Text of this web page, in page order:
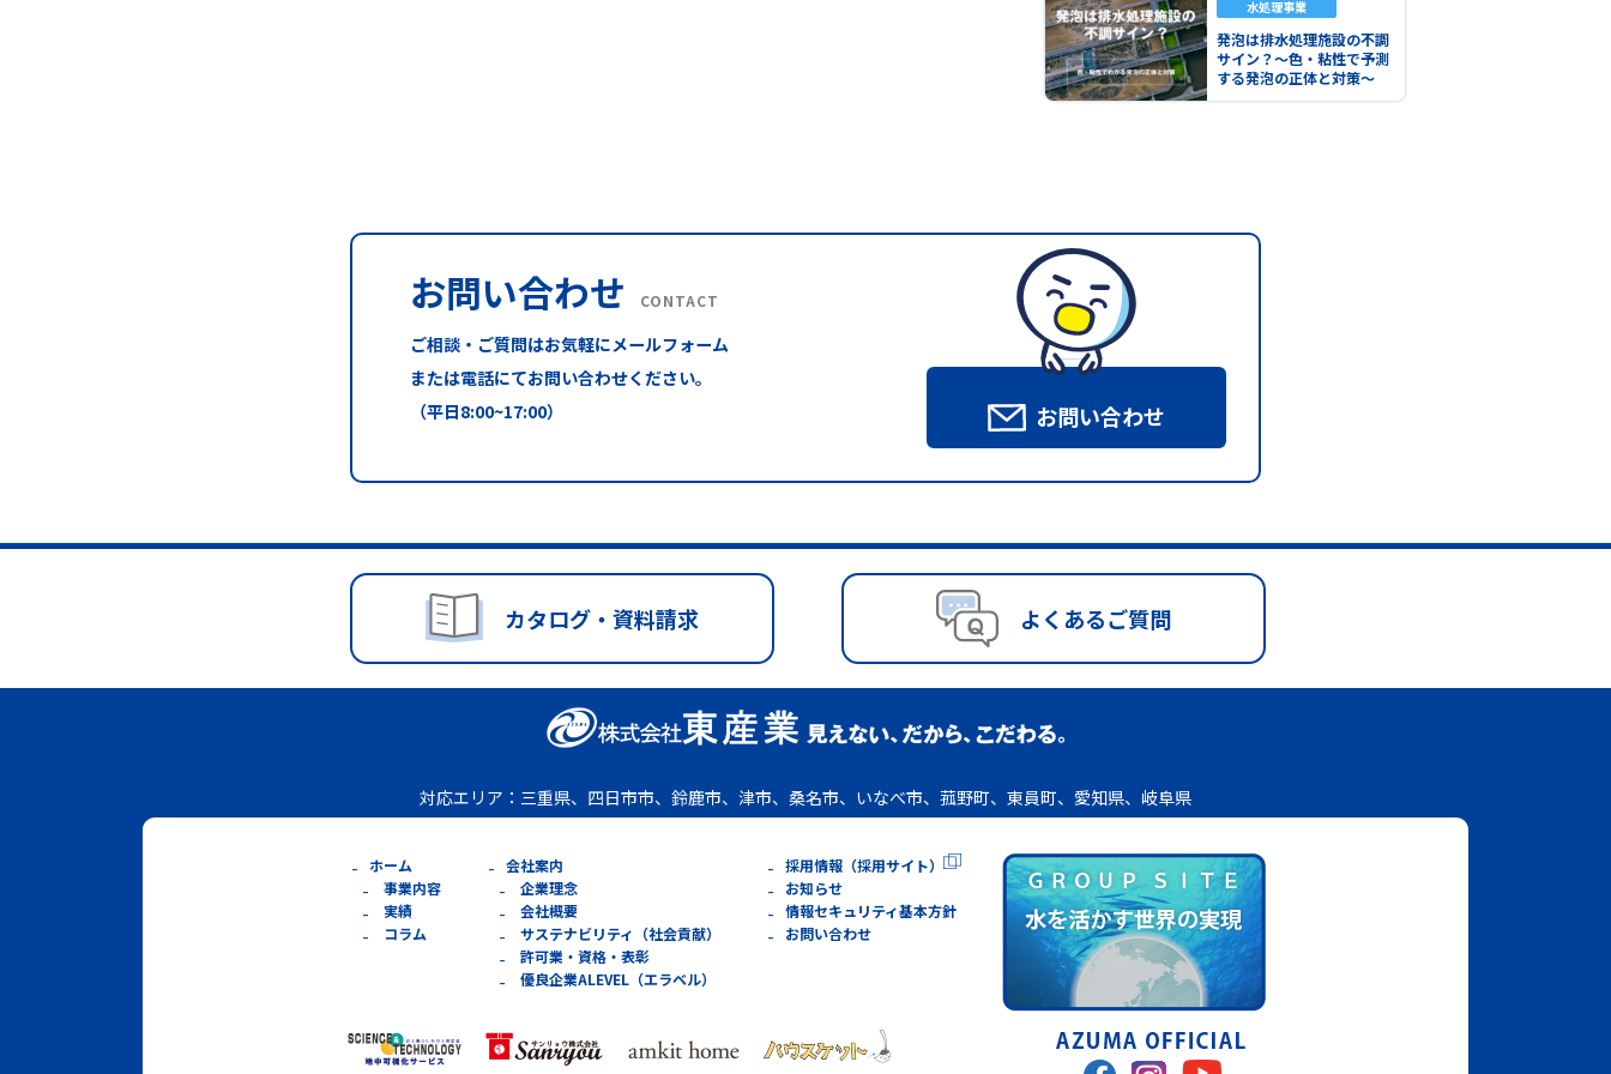
水処理事業
発泡は排水処理施設の不調
サイン？～色・粘性で予測
する発泡の正体と対策～
お問い合わせ CONTACT
ご相談・ご質問はお気軽にメールフォーム
または電話にてお問い合わせください。
（平日8:00~17:00）
お問い合わせ
カタログ・資料請求 よくあるご質問
対応エリア： 三重県、四日市市、鈴鹿市、津市、桑名市、いなべ市、菰野町、東員町、愛知県、岐阜県
ホーム
事業内容
実績
コラム
会社案内
企業理念
会社概要
サステナビリティ（社会貢献）
許可業・資格・表彰
優良企業ALEVEL（エラベル）
採用情報（採用サイト）
お知らせ
情報セキュリティ基本方針
お問い合わせ